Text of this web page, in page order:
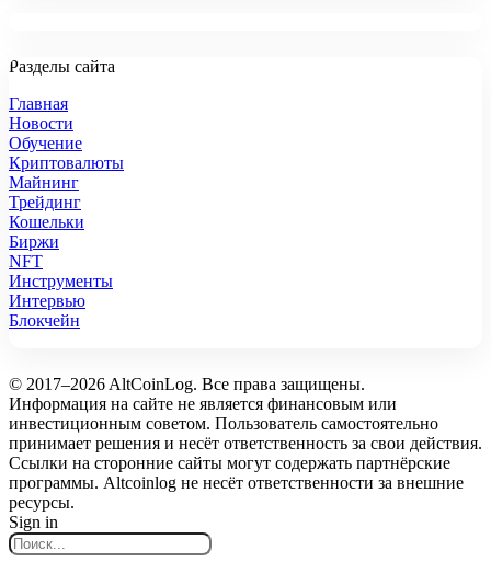
Разделы сайта
Главная
Новости
Обучение
Криптовалюты
Майнинг
Трейдинг
Кошельки
Биржи
NFT
Инструменты
Интервью
Блокчейн
© 2017–2026 AltCoinLog. Все права защищены.
Информация на сайте не является финансовым или
инвестиционным советом. Пользователь самостоятельно
принимает решения и несёт ответственность за свои действия.
Ссылки на сторонние сайты могут содержать партнёрские
программы. Altcoinlog не несёт ответственности за внешние
ресурсы.
Sign in